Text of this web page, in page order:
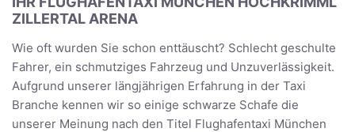
ZILLERTAL ARENA
Wie oft wurden Sie schon enttäuscht? Schlecht geschulte
Fahrer, ein schmutziges Fahrzeug und Unzuverlässigkeit.
Aufgrund unserer längjährigen Erfahrung in der Taxi
Branche kennen wir so einige schwarze Schafe die
unserer Meinung nach den Titel Flughafentaxi München